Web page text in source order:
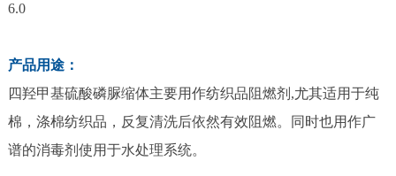
6.0
产品⽤途：
四羟甲基硫酸磷脲缩体主要⽤作纺织品阻燃剂,尤其适⽤于纯
棉，涤棉纺织品，反复清洗后依然有效阻燃。同时也⽤作⼴
谱的消毒剂使⽤于⽔处理系统。